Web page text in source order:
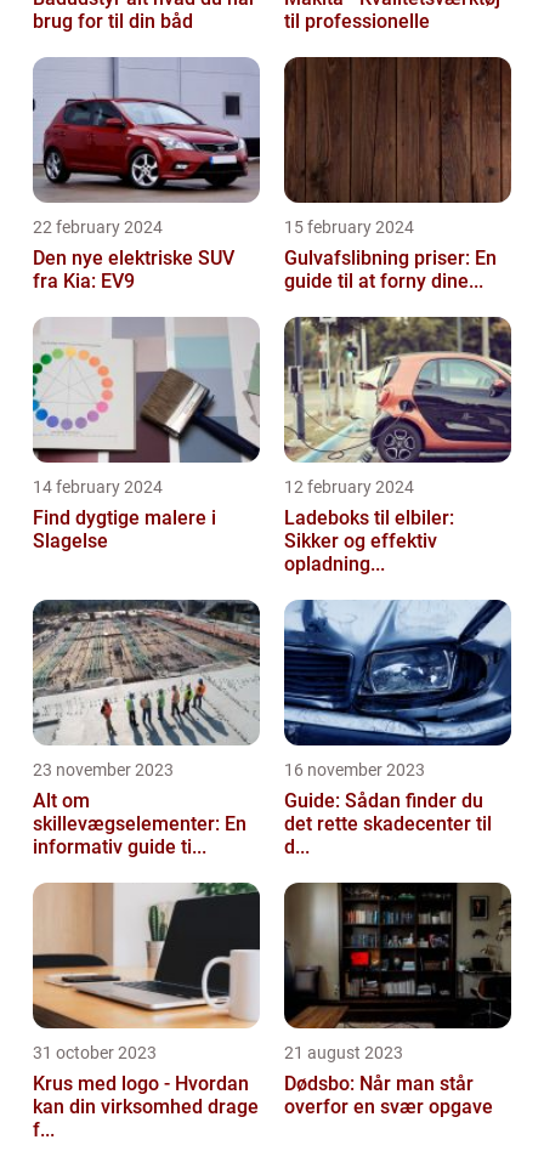
brug for til din båd
til professionelle
22 february 2024
Den nye elektriske SUV
fra Kia: EV9
15 february 2024
Gulvafslibning priser: En
guide til at forny dine...
14 february 2024
Find dygtige malere i
Slagelse
12 february 2024
Ladeboks til elbiler:
Sikker og effektiv
opladning...
23 november 2023
Alt om
skillevægselementer: En
informativ guide ti...
16 november 2023
Guide: Sådan finder du
det rette skadecenter til
d...
31 october 2023
Krus med logo - Hvordan
kan din virksomhed drage
f...
21 august 2023
Dødsbo: Når man står
overfor en svær opgave